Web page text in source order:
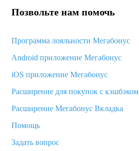
Позвольте нам помочь
Программа лояльности Мегабонус
Android приложение Мегабонус
iOS приложение Мегабонус
Расширение для покупок с кэшбэком
Расширение Мегабонус Вкладка
Помощь
Задать вопрос